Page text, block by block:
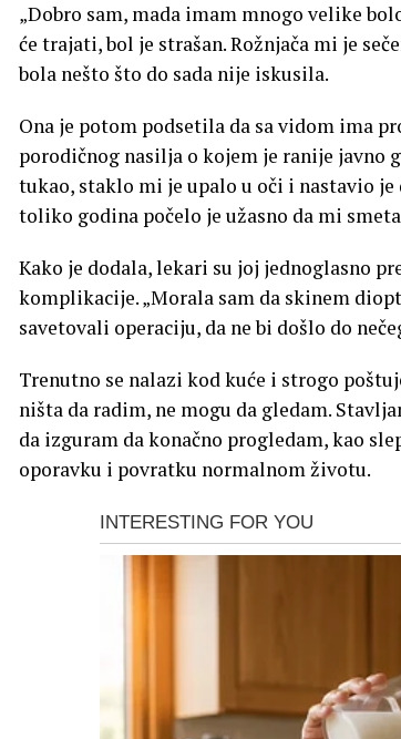
„Dobro sam, mada imam mnogo velike
će trajati, bol je strašan. Rožnjača mi je
bola nešto što do sada nije iskusila.
Ona je potom podsetila da sa vidom ima
porodičnog nasilja o kojem je ranije javno
tukao, staklo mi je upalo u oči i nastavio je
toliko godina počelo je užasno da mi
Kako je dodala, lekari su joj jednoglasno
komplikacije. „Morala sam da skinem
savetovali operaciju, da ne bi došlo do
Trenutno se nalazi kod kuće i strogo
ništa da radim, ne mogu da gledam.
da izguram da konačno progledam, kao
oporavku i povratku normalnom životu.